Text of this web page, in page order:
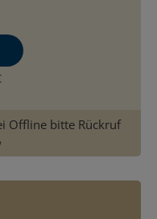
Offline bitte Rückruf